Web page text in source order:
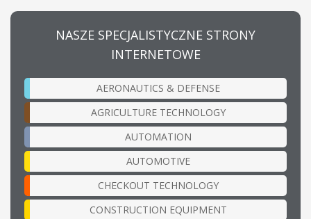
NASZE SPECJALISTYCZNE STRONY
INTERNETOWE
AERONAUTICS & DEFENSE
AGRICULTURE TECHNOLOGY
AUTOMATION
AUTOMOTIVE
CHECKOUT TECHNOLOGY
CONSTRUCTION EQUIPMENT